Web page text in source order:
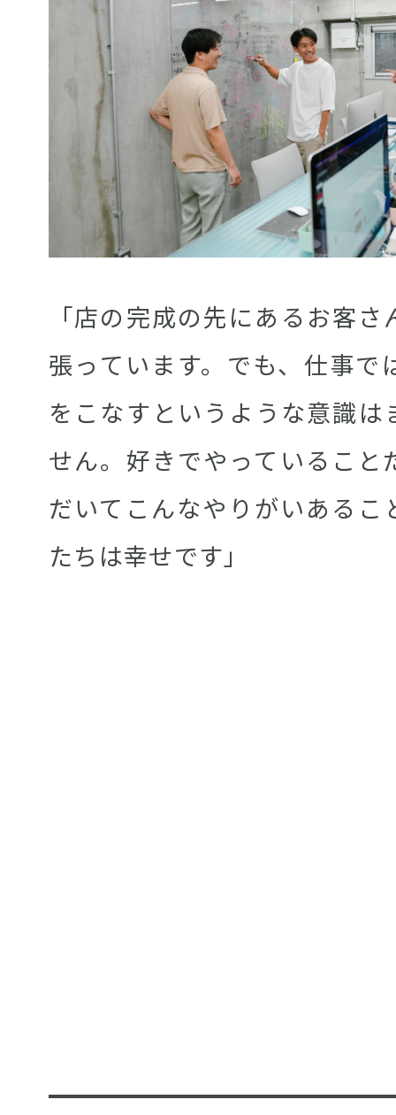
「店の完成の先にあるお客
張っています。でも、仕事で
をこなすというような意識は
せん。好きでやっていること
だいてこんなやりがいあるこ
たちは幸せです」